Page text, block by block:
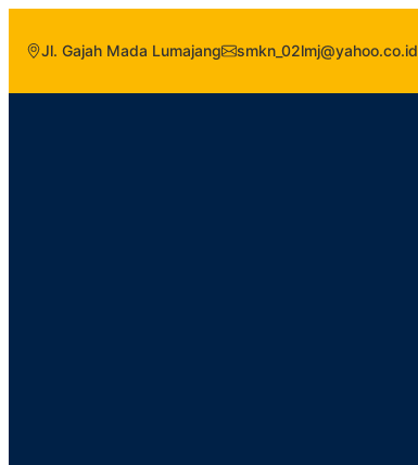
Jl. Gajah Mada Lumajang smkn_02lmj@yahoo.co.id